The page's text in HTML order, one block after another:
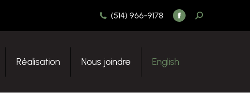
(514) 966-9178
La
page
RECHERCHE
Réalisation Nous joindre English
Nous joindre English